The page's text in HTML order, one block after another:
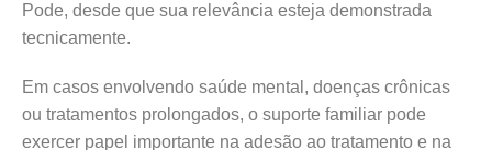
Pode, desde que sua relevância esteja demonstrada
tecnicamente.
Em casos envolvendo saúde mental, doenças crônicas
ou tratamentos prolongados, o suporte familiar pode
exercer papel importante na adesão ao tratamento e na